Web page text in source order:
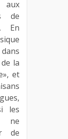
aux
de
En
la
et
les
ne
de